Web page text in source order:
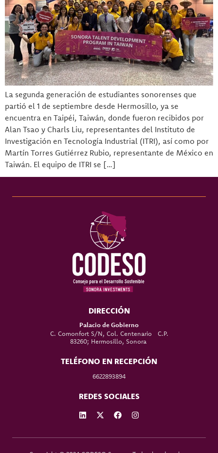
La segunda generación de estudiantes sonorenses que
partió el 1 de septiembre desde Hermosillo, ya se
encuentra en Taipéi, Taiwán, donde fueron recibidos por
Alan Tsao y Charls Liu, representantes del Instituto de
Investigación en Tecnología Industrial (ITRI), así como por
Martín Torres Gutiérrez Rubio, representante de México en
Taiwán. El equipo de ITRI se […]
DIRECCIÓN
Palacio de Gobierno
C. Comonfort S/N, Col. Centenario C.P.
83260; Hermosillo, Sonora
TELÉFONO EN RECEPCIÓN
6622893894
REDES SOCIALES